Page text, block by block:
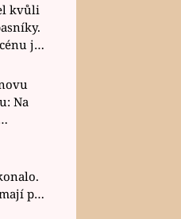
kvůli
jel
Na
po